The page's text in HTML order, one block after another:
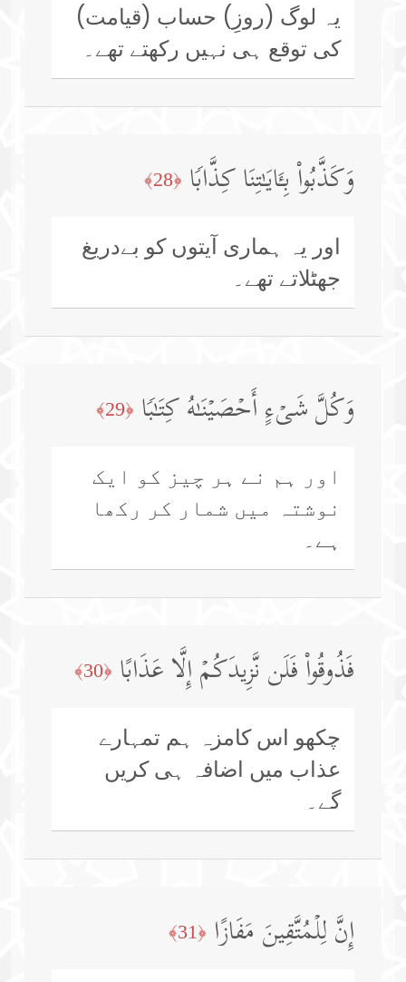
یہ لوگ (روزِ) حساب (قیامت)
کی توقع ہی نہیں رکھتے تھے۔
وَكَذَّبُوا۟ بِـَٔایَـٰتِنَا كِذَّابࣰا ﴿28﴾
اور یہ ہماری آیتوں کو بےدریغ
جھٹلاتے تھے۔
وَكُلَّ شَیۡءٍ أَحۡصَیۡنَـٰهُ كِتَـٰبࣰا ﴿29﴾
اور ہم نے ہر چیز کو ایک
نوشتہ میں شمار کر رکھا
ہے۔
فَذُوقُوا۟ فَلَن نَّزِیدَكُمۡ إِلَّا عَذَابًا ﴿30﴾
چکھو اس کامزہ ہم تمہارے
عذاب میں اضافہ ہی کریں
گے۔
إِنَّ لِلۡمُتَّقِینَ مَفَازًا ﴿31﴾